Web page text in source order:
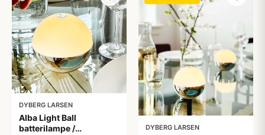
DYBERG LARSEN
Alba Light Ball
batterilampe /
DYBERG LARSEN